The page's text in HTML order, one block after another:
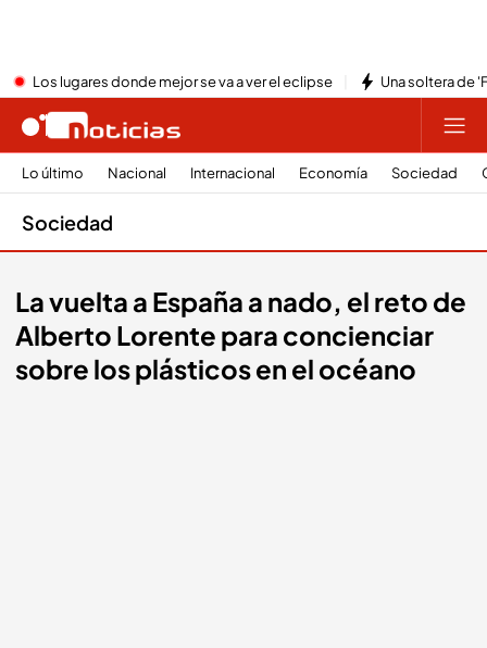
Los lugares donde mejor se va a ver el eclipse Una soltera de
Lo último Nacional Internacional Economía Sociedad
Sociedad
La vuelta a España a nado, el reto de
Alberto Lorente para concienciar
sobre los plásticos en el océano